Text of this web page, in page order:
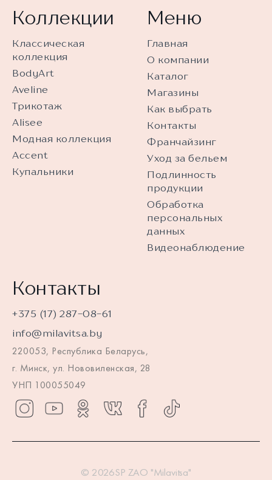
Коллекции
Классическая
коллекция
BodyArt
Aveline
Трикотаж
Alisee
Модная коллекция
Accent
Купальники
Меню
Главная
О компании
Каталог
Магазины
Как выбрать
Контакты
Франчайзинг
Уход за бельем
Подлинность
продукции
Обработка
персональных
данных
Видеонаблюдение
Контакты
+375 (17) 287-08-61
info@milavitsa.by
220053, Республика Беларусь,
г. Минск, ул. Нововиленская, 28
УНП 100055049
© 2026SP ZAO "Milavitsa"